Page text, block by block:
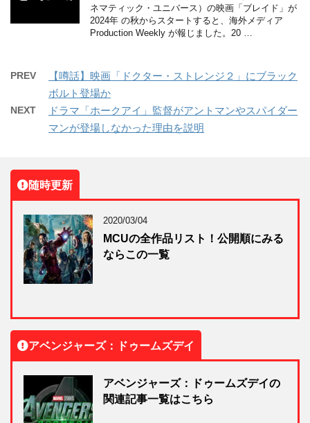
ネマティック・ユニバース）の映画「ブレイド」が
2024年 の秋からスタートすると、海外メディア
Production Weekly が報じました。20 …
PREV
【噂話】映画「ドクター・ストレンジ２」にブラック
ボルト登場か
NEXT
ドラマ「ホークアイ」監督がアントマンやスパイダー
マンが登場しなかった理由を説明
随時更新
2020/03/04
MCUの全作品リスト！公開順にみる
ならこの一覧
アベンジャーズ：ドゥームズデイ
アベンジャーズ：ドゥームズデイの
関連記事一覧はこちら